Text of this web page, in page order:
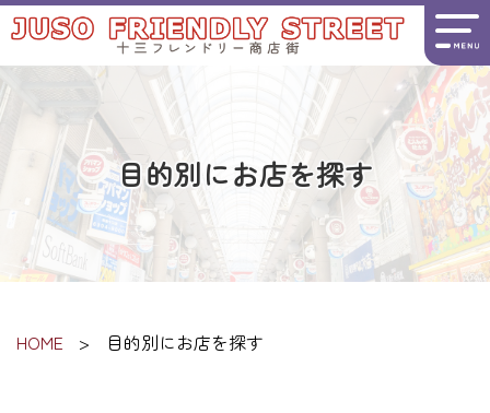
目的別にお店を探す
HOME 目的別にお店を探す